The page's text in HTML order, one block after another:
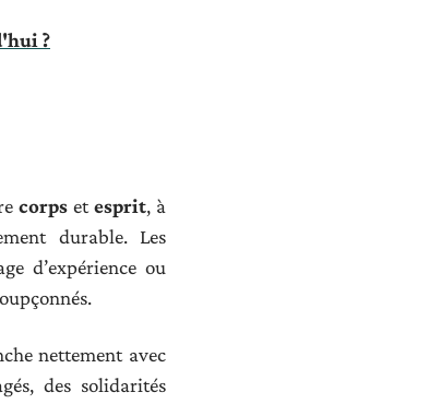
?
corpsetesprit, à
durable. Les
d’expérience ou
nettement avec
des solidarités